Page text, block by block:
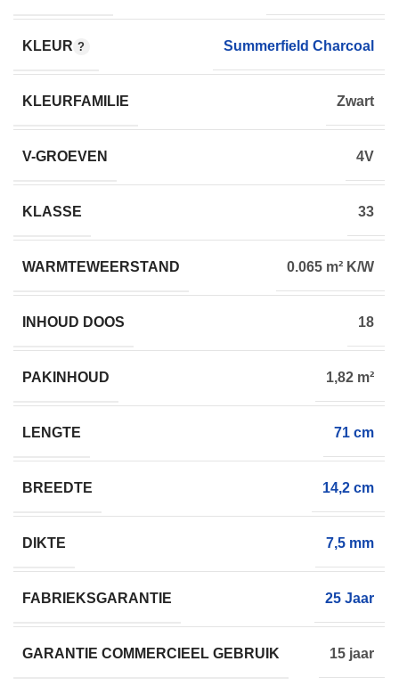
KLEUR Summerfield Charcoal
KLEURFAMILIE Zwart
V-GROEVEN 4V
KLASSE 33
WARMTEWEERSTAND 0.065 m² K/W
INHOUD DOOS 18
PAKINHOUD 1,82 m²
LENGTE 71 cm
BREEDTE 14,2 cm
DIKTE 7,5 mm
FABRIEKSGARANTIE 25 Jaar
GARANTIE COMMERCIEEL GEBRUIK 15 jaar